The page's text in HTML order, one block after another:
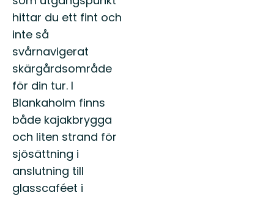
hittar du ett fint och
inte så
svårnavigerat
skärgårdsområde
för din tur. I
Blankaholm finns
både kajakbrygga
och liten strand för
sjösättning i
anslutning till
glasscaféet i